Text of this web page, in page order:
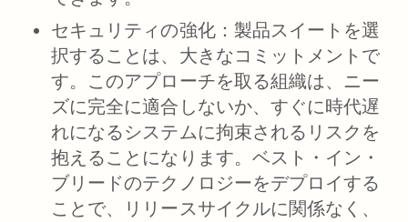
セキュリティの強化： 製品スイートを選
択することは、大きなコミットメントで
す。このアプローチを取る組織は、ニー
ズに完全に適合しないか、すぐに時代遅
れになるシステムに拘束されるリスクを
抱えることになります。ベスト・イン・
ブリードのテクノロジーをデプロイする
ことで、リリースサイクルに関係なく、